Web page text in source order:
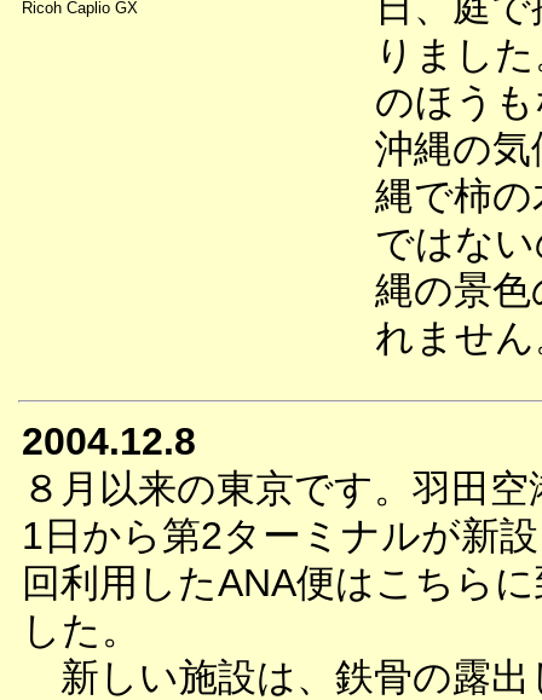
Ricoh Caplio GX
りまし
のほう
沖縄の
縄で柿
ではな
縄の景
れませ
2004.12.8
８月以来の東京です。羽田
1日から第2ターミナルが新
回利用したANA便はこちら
した。
新しい施設は、鉄骨の露出